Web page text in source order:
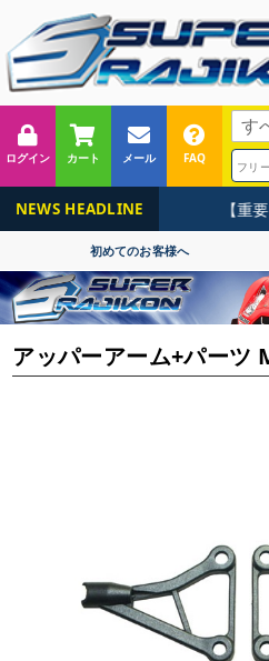
ログイン カート メール FAQ
NEWS HEADLINE 【重
初めてのお客様へ
アッパーアーム+パーツ